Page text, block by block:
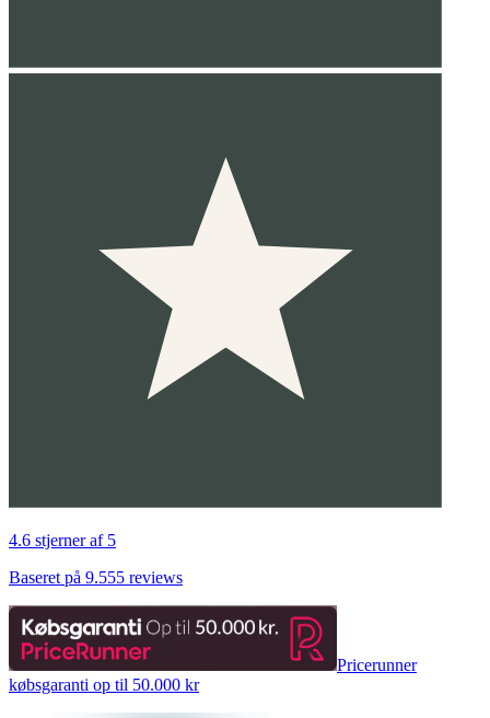
4.6 stjerner af 5
Baseret på 9.555 reviews
Pricerunner
købsgaranti op til 50.000 kr